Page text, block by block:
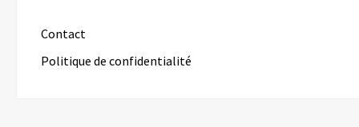
Contact
Politique de confidentialité